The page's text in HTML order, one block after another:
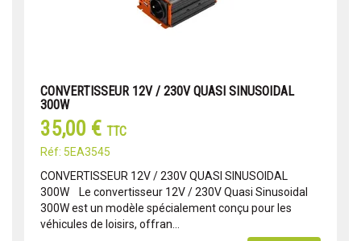
CONVERTISSEUR 12V / 230V QUASI SINUSOIDAL
300W
35,00 € TTC
Réf: 5EA3545
CONVERTISSEUR 12V / 230V QUASI SINUSOIDAL
300W Le convertisseur 12V / 230V Quasi Sinusoidal
300W est un modèle spécialement conçu pour les
véhicules de loisirs, offran...